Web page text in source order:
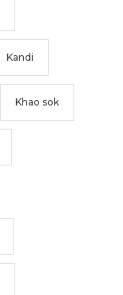
Kandi
Khao sok